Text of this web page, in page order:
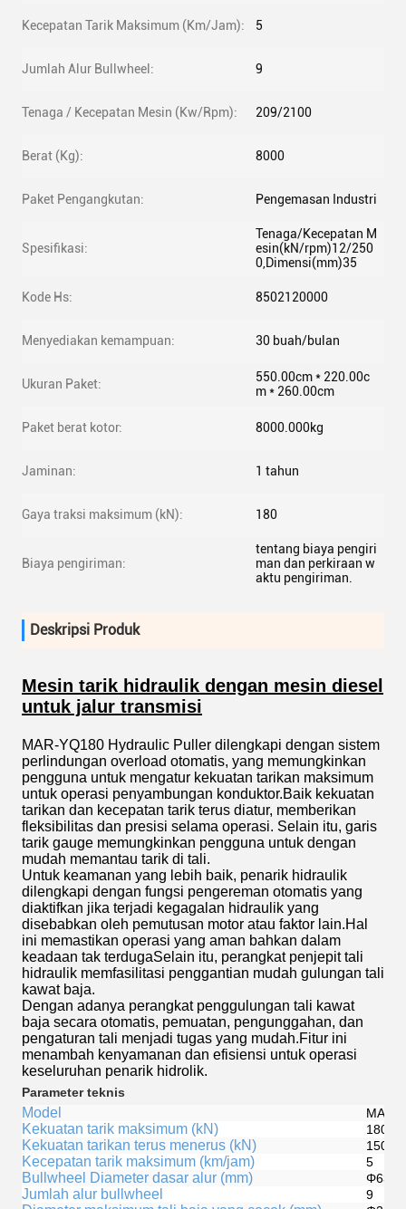
Kecepatan Tarik Maksimum (Km/Jam): 5
Jumlah Alur Bullwheel: 9
Tenaga / Kecepatan Mesin (Kw/Rpm): 209/2100
Berat (Kg): 8000
Paket Pengangkutan: Pengemasan Industri
Spesifikasi:
Tenaga/Kecepatan M
esin(kN/rpm)12/250
0,Dimensi(mm)35
Kode Hs: 8502120000
Menyediakan kemampuan: 30 buah/bulan
Ukuran Paket:
550.00cm * 220.00c
m * 260.00cm
Paket berat kotor: 8000.000kg
Jaminan: 1 tahun
Gaya traksi maksimum (kN): 180
Biaya pengiriman:
tentang biaya pengiri
man dan perkiraan w
aktu pengiriman.
Deskripsi Produk
Mesin tarik hidraulik dengan mesin diesel
untuk jalur transmisi
MAR-YQ180 Hydraulic Puller dilengkapi dengan sistem
perlindungan overload otomatis, yang memungkinkan
pengguna untuk mengatur kekuatan tarikan maksimum
untuk operasi penyambungan konduktor.Baik kekuatan
tarikan dan kecepatan tarik terus diatur, memberikan
fleksibilitas dan presisi selama operasi. Selain itu, garis
tarik gauge memungkinkan pengguna untuk dengan
mudah memantau tarik di tali.
Untuk keamanan yang lebih baik, penarik hidraulik
dilengkapi dengan fungsi pengereman otomatis yang
diaktifkan jika terjadi kegagalan hidraulik yang
disebabkan oleh pemutusan motor atau faktor lain.Hal
ini memastikan operasi yang aman bahkan dalam
keadaan tak terdugaSelain itu, perangkat penjepit tali
hidraulik memfasilitasi penggantian mudah gulungan tali
kawat baja.
Dengan adanya perangkat penggulungan tali kawat
baja secara otomatis, pemuatan, pengunggahan, dan
pengaturan tali menjadi tugas yang mudah.Fitur ini
menambah kenyamanan dan efisiensi untuk operasi
keseluruhan penarik hidrolik.
Parameter teknis
Model MAR-
Kekuatan tarik maksimum (kN) 180
Kekuatan tarikan terus menerus (kN) 150
Kecepatan tarik maksimum (km/jam) 5
Bullwheel Diameter dasar alur (mm) Φ630
Jumlah alur bullwheel 9